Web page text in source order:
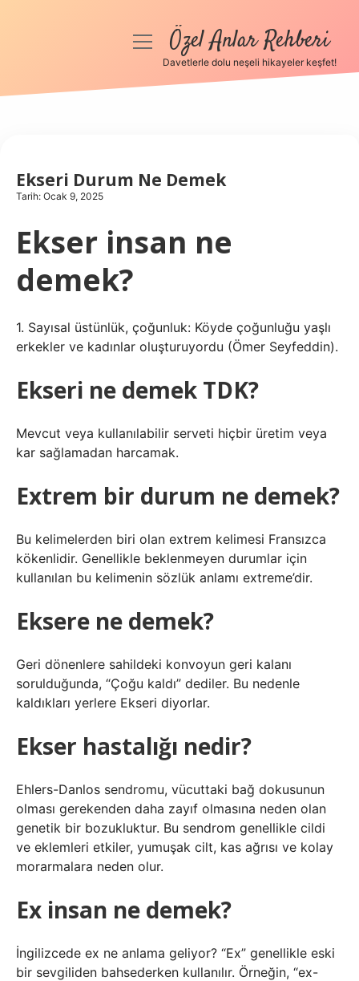
Anasayfa
Hakkımızda
menüyüÖzel Anlar Rehberi
Davetlerle dolu neşeli hikayeler keşfet!
Ekseri Durum Ne Demek
Tarih: Ocak 9, 2025
Ekser insan ne
demek?
1. Sayısal üstünlük, çoğunluk: Köyde çoğunluğu yaşlı
erkekler ve kadınlar oluşturuyordu (Ömer Seyfeddin).
Ekseri ne demek TDK?
Mevcut veya kullanılabilir serveti hiçbir üretim veya
kar sağlamadan harcamak.
Extrem bir durum ne demek?
Bu kelimelerden biri olan extrem kelimesi Fransızca
kökenlidir. Genellikle beklenmeyen durumlar için
kullanılan bu kelimenin sözlük anlamı extreme’dir.
Eksere ne demek?
Geri dönenlere sahildeki konvoyun geri kalanı
sorulduğunda, “Çoğu kaldı” dediler. Bu nedenle
kaldıkları yerlere Ekseri diyorlar.
Ekser hastalığı nedir?
Ehlers-Danlos sendromu, vücuttaki bağ dokusunun
olması gerekenden daha zayıf olmasına neden olan
genetik bir bozukluktur. Bu sendrom genellikle cildi
ve eklemleri etkiler, yumuşak cilt, kas ağrısı ve kolay
morarmalara neden olur.
Ex insan ne demek?
İngilizcede ex ne anlama geliyor? “Ex” genellikle eski
bir sevgiliden bahsederken kullanılır. Örneğin, “ex-